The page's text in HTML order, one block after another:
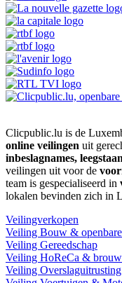
Clicpublic.lu is de
online veilingen uit
inbeslagnames,
veilingen uit voor de
team is gespecialiseerd in
lokalen bevinden zich in
Veilingverkopen
Veiling Bouw &
Veiling Gereedschap
Veiling HoReCa &
Veiling